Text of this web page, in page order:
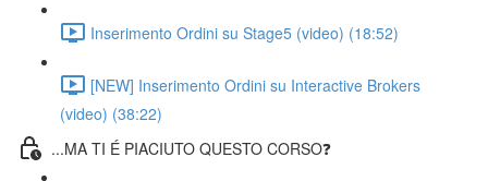
Inserimento Ordini su Stage5 (video) (18:52)
[NEW] Inserimento Ordini su Interactive Brokers
(video) (38:22)
...MA TI É PIACIUTO QUESTO CORSO❓